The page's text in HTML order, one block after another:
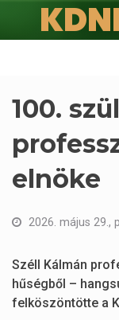
A
100.
elnöke
2026. május 29.,
Széll Kálmán
hűségből –
felköszöntötte a